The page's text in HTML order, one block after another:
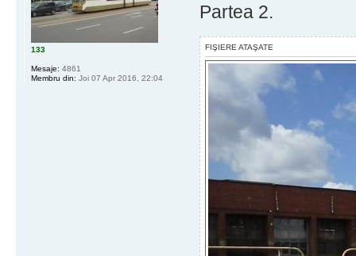
Partea 2.
FIŞIERE ATAŞATE
133
Mesaje: 4861
Membru din: Joi 07 Apr 2016, 22:04